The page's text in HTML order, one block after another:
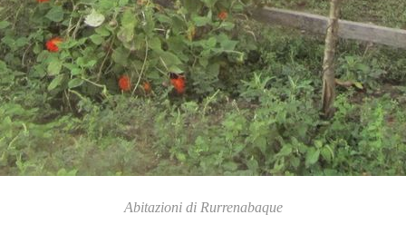
Abitazioni di Rurrenabaque